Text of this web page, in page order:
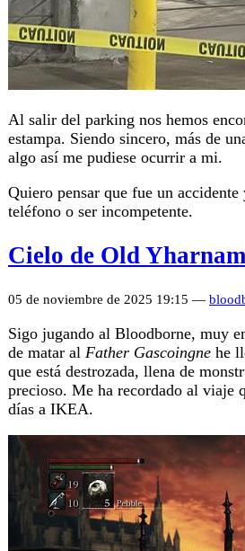
Al salir del parking nos hemos
estampa. Siendo sincero, más de
algo así me pudiese ocurrir a mi.
Quiero pensar que fue un
teléfono o ser incompetente.
Cielo de Old Yharnam
05 de noviembre de 2025 19:15 —
Sigo jugando al Bloodborne, muy
de matar al Father Gascoingne he
que está destrozada, llena de
precioso. Me ha recordado al viaje
días a IKEA.